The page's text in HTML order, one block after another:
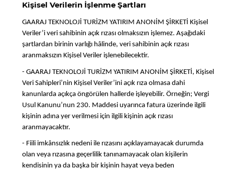
Kişisel Verilerin İşlenme Şartları
GAARAJ TEKNOLOJİ TURİZM YATIRIM ANONİM ŞİRKETİ Kişisel
Veriler’i veri sahibinin açık rızası olmaksızın işlemez. Aşağıdaki
şartlardan birinin varlığı hâlinde, veri sahibinin açık rızası
aranmaksızın Kişisel Veriler işlenebilecektir.
- GAARAJ TEKNOLOJİ TURİZM YATIRIM ANONİM ŞİRKETİ, Kişisel
Veri Sahipleri’nin Kişisel Veriler’ini açık rıza olmasa dahi
kanunlarda açıkça öngörülen hallerde işleyebilir. Örneğin; Vergi
Usul Kanunu’nun 230. Maddesi uyarınca fatura üzerinde ilgili
kişinin adına yer verilmesi için ilgili kişinin açık rızası
aranmayacaktır.
- Fiili imkânsızlık nedeni ile rızasını açıklayamayacak durumda
olan veya rızasına geçerlilik tanınamayacak olan kişilerin
kendisinin ya da başka bir kişinin hayat veya beden